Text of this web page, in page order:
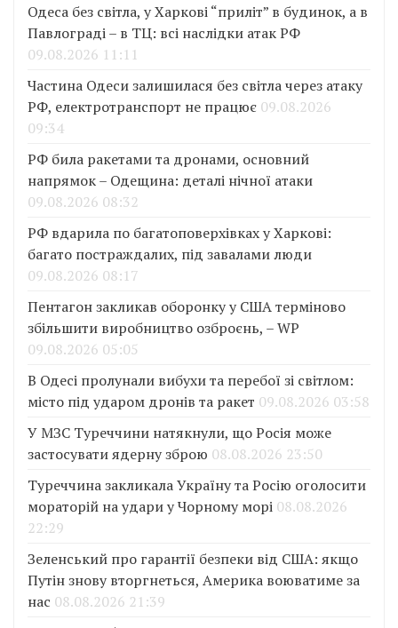
Одеса без світла, у Харкові “приліт” в будинок, а в
Павлограді – в ТЦ: всі наслідки атак РФ
09.08.2026 11:11
Частина Одеси залишилася без світла через атаку
РФ, електротранспорт не працює 09.08.2026
09:34
РФ била ракетами та дронами, основний
напрямок – Одещина: деталі нічної атаки
09.08.2026 08:32
РФ вдарила по багатоповерхівках у Харкові:
багато постраждалих, під завалами люди
09.08.2026 08:17
Пентагон закликав оборонку у США терміново
збільшити виробництво озброєнь, – WP
09.08.2026 05:05
В Одесі пролунали вибухи та перебої зі світлом:
місто під ударом дронів та ракет 09.08.2026 03:58
У МЗС Туреччини натякнули, що Росія може
застосувати ядерну зброю 08.08.2026 23:50
Туреччина закликала Україну та Росію оголосити
мораторій на удари у Чорному морі 08.08.2026
22:29
Зеленський про гарантії безпеки від США: якщо
Путін знову вторгнеться, Америка воюватиме за
нас 08.08.2026 21:39